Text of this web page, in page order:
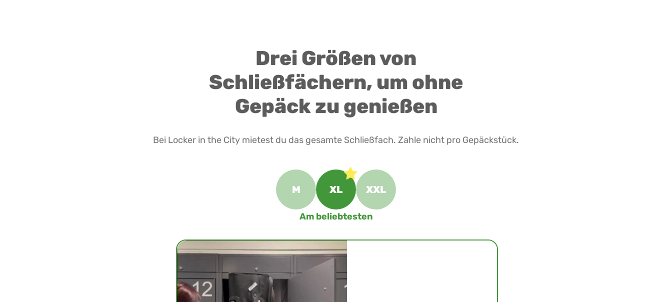
Drei Größen von
Schließfächern, um ohne
Gepäck zu genießen
Bei Locker in the City mietest du das gesamte Schließfach. Zahle nicht pro Gepäckstück.
M XL XXL
Am beliebtesten